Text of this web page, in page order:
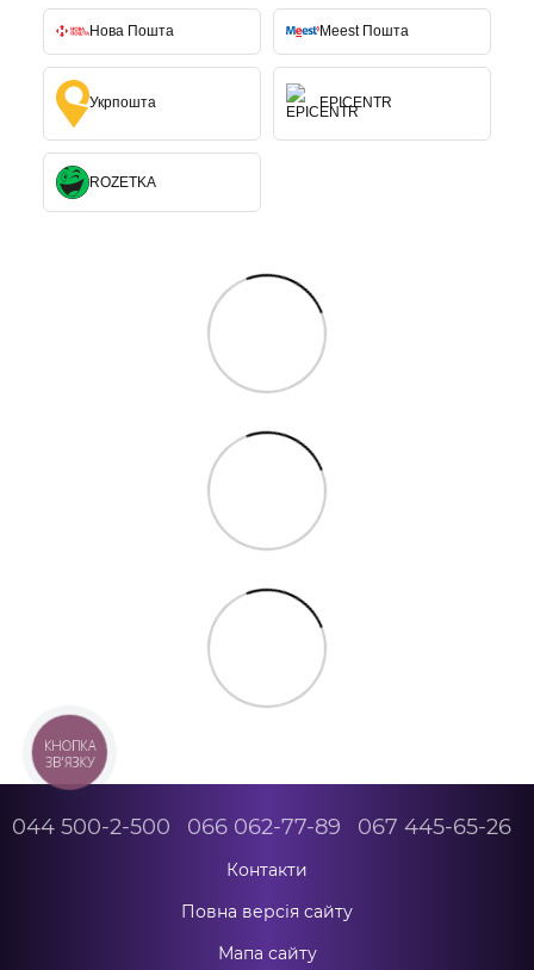
Нова Пошта Meest Пошта
Укрпошта EPICENTR
ROZETKA
044 500-2-500 066 062-77-89 067 445-65-26
Контакти
Повна версія сайту
Мапа сайту
КНОПКА
ЗВ'ЯЗКУ